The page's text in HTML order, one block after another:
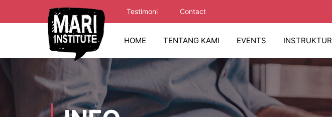
Testimoni Contact
HOME TENTANG KAMI EVENTS INSTRUKTUR